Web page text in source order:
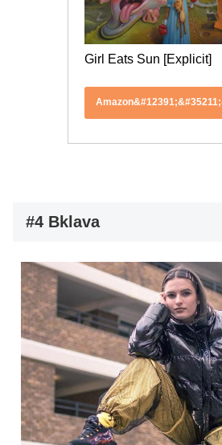
Girl Eats Sun [Explicit]
#4 Bklava